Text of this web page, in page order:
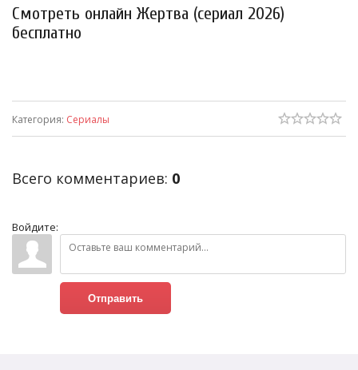
Смотреть онлайн Жертва (сериал 2026)
бесплатно
Категория: Сериалы
Всего комментариев: 0
Войдите:
Отправить